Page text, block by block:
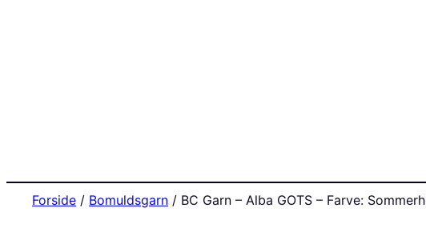
Forside / Bomuldsgarn / BC Garn – Alba GOTS – Farve: